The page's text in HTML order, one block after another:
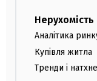
Нерухомість
Аналітика
Купівля житла
Тренди і